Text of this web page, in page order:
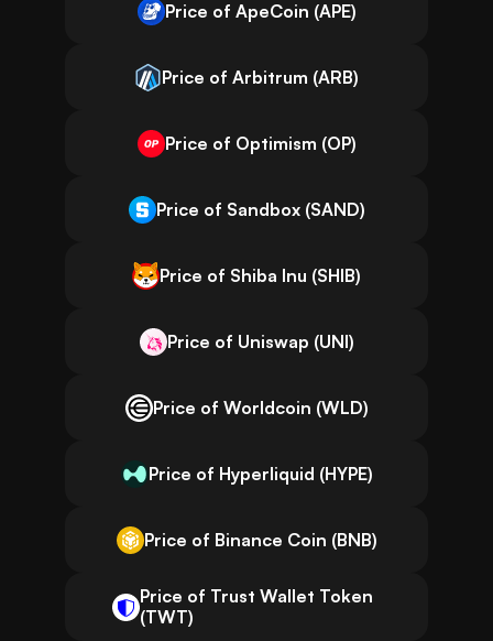
Price of ApeCoin (APE)
Price of Arbitrum (ARB)
Price of Optimism (OP)
Price of Sandbox (SAND)
Price of Shiba Inu (SHIB)
Price of Uniswap (UNI)
Price of Worldcoin (WLD)
Price of Hyperliquid (HYPE)
Price of Binance Coin (BNB)
Price of Trust Wallet Token
(TWT)